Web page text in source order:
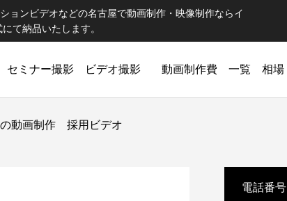
ョンビデオなどの名古屋で動画制作・映像制作ならイ
て納品いたします。
セミナー撮影 ビデオ撮影 動画制作費 一覧 相場
の動画制作 採用ビデオ
電話番号